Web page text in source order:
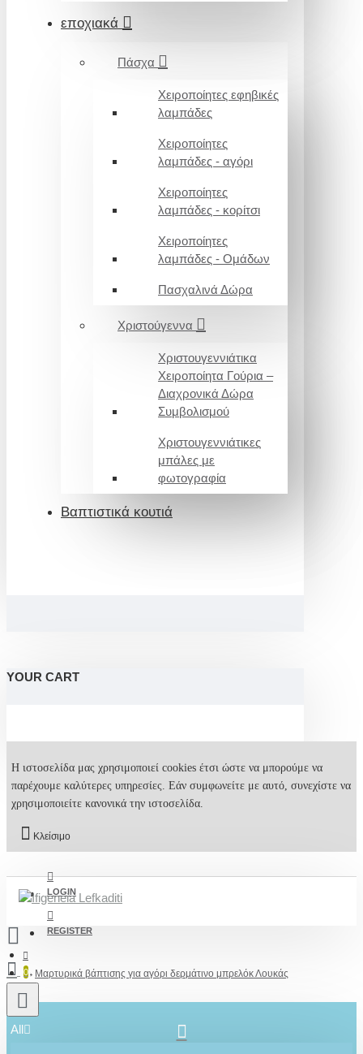
εποχιακά
Πάσχα
Χειροποίητες εφηβικές
λαμπάδες
Χειροποίητες
λαμπάδες - αγόρι
Χειροποίητες
λαμπάδες - κορίτσι
Χειροποίητες
λαμπάδες - Ομάδων
Πασχαλινά Δώρα
Χριστούγεννα
Χριστουγεννιάτικα
Χειροποίητα Γούρια –
Διαχρονικά Δώρα
Συμβολισμού
Χριστουγεννιάτικες
μπάλες με
φωτογραφία
Βαπτιστικά κουτιά
YOUR CART
Η ιστοσελίδα μας χρησιμοποιεί cookies έτσι ώστε να μπορούμε να
παρέχουμε καλύτερες υπηρεσίες. Εάν συμφωνείτε με αυτό, συνεχίστε να
χρησιμοποιείτε κανονικά την ιστοσελίδα.
Κλείσιμο
LOGIN
REGISTER
0
All
Μαρτυρικά βάπτισης για αγόρι δερμάτινο μπρελόκ Λουκάς